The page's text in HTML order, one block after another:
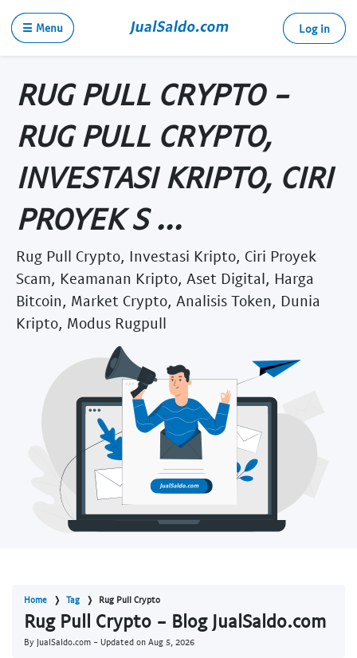
☰ Menu Log in
RUG PULL CRYPTO -
RUG PULL CRYPTO,
INVESTASI KRIPTO, CIRI
PROYEK S ...
Rug Pull Crypto, Investasi Kripto, Ciri Proyek
Scam, Keamanan Kripto, Aset Digital, Harga
Bitcoin, Market Crypto, Analisis Token, Dunia
Kripto, Modus Rugpull
Home Tag Rug Pull Crypto
Rug Pull Crypto - Blog JualSaldo.com
By JualSaldo.com - Updated on Aug 5, 2026